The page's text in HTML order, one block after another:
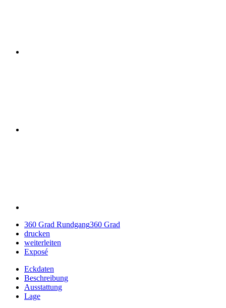
360 Grad Rundgang360 Grad
drucken
weiterleiten
Exposé
Eckdaten
Beschreibung
Ausstattung
Lage